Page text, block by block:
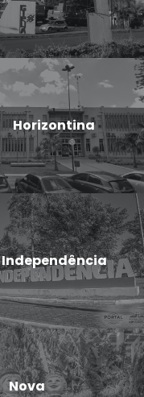
Horizontina
Independência
Nova